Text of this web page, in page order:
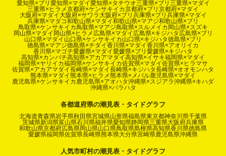
愛知県×ブリ 愛知県×マダイ愛知県×タチウオ三重県×ブリ 三重県×マダイ
三重県×ヒラメ京都府×ケンサキイカ京都府×ブリ 京都府×マダイ
大阪府×マダイ 大阪府×サワラ 大阪府×ブリ 兵庫県×ブリ 兵庫県×マダイ
兵庫県×マダコ和歌山県×マダイ和歌山県×マアジ和歌山県×ブリ
鳥取県×ケンサキイカ鳥取県×マアジ鳥取県×スルメイカ 岡山県×スズキ
岡山県×マダイ 岡山県×ヒラメ 広島県×マダイ 広島県×キジハタ 広島県×ブリ
山口県×マダイ 山口県×ケンサキイカ 山口県×キジハタ徳島県×ブリ
徳島県×マアジ徳島県×チダイ香川県×マダイ香川県×アオリイカ
香川県×マゴチ愛媛県×マダイ愛媛県×ブリ 愛媛県×キジハタ
高知県×カンパチ高知県×アカアマダイ高知県×イサキ福岡県×マダイ
福岡県×ヤリイカ福岡県×ケンサキイカ佐賀県×マダイ佐賀県×ヒラマサ
佐賀県×アカアマダイ長崎県×マダイ長崎県×キジハタ長崎県×オオモンハタ
熊本県×マダイ熊本県×ヒラメ熊本県×メバル鹿児島県×マダイ
鹿児島県×ケンサキイカ 鹿児島県×アオハタ沖縄県×スジアラ沖縄県×キハダ
沖縄県×バラハタ
各都道府県の潮見表・タイドグラフ
北海道青森県岩手県秋田県宮城県山形県福島県東京都神奈川県千葉県
茨城県新潟県富山県石川県福井県愛知県静岡県三重県大阪府兵庫県
和歌山県京都府広島県岡山県山口県鳥取県島根県高知県香川県徳島県
愛媛県福岡県佐賀県長崎県熊本県大分県宮崎県鹿児島県沖縄県
人気市町村の潮見表・タイドグラフ